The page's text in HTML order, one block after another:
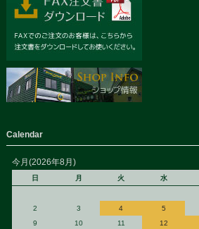
Calendar
今月(2026年8月)
日 月 火 水
2
3 4 5
9
10 11 12